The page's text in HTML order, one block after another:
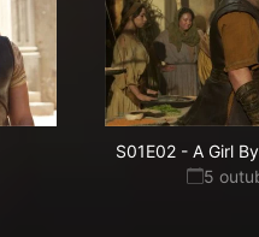
S01E02 - A Girl
5